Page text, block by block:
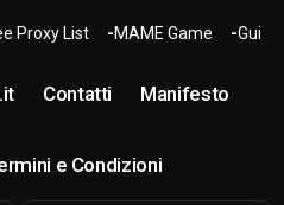
Proxy List MAME Game Guide
Contatti Manifesto
e Condizioni